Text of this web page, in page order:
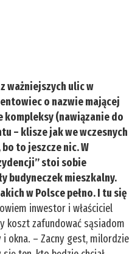
ważniejszych ulic w
o nazwie mającej
(nawiązanie do
– klisze jak we wczesnych
to jeszcze nic. W
stoi sobie
budyneczek mieszkalny.
w Polsce pełno. I tu się
inwestor i właściciel
koszt zafundować sąsiadom
i okna. – Zacny gest, milordzie